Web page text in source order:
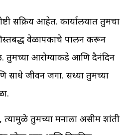
सक्रिय आहेत. कार्यालयात तुमचा
वेळापत्रकाचे पालन करून
तुमच्या आरोग्याकडे आणि दैनंदिन
साधे जीवन जगा. सध्या तुमच्या
त्यामुळे तुमच्या मनाला असीम शांती